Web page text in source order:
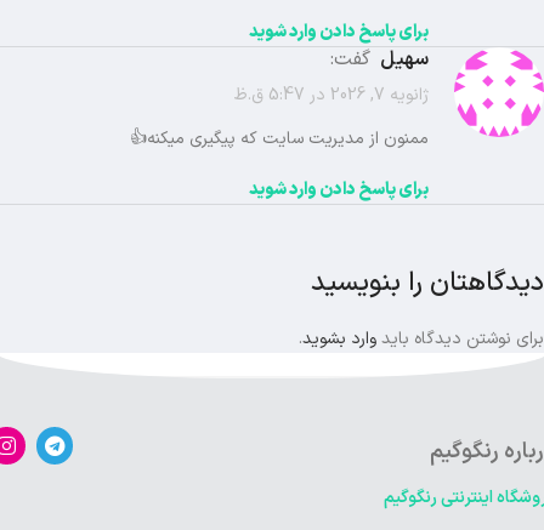
برای پاسخ دادن وارد شوید
سهیل گفت:
ژانویه 7, 2026 در 5:47 ق.ظ
ممنون از مدیریت سایت که پیگیری میکنه👍
برای پاسخ دادن وارد شوید
دیدگاهتان را بنویسید
برای نوشتن دیدگاه بایدوارد بشوید.
رنگوگیم
اینترنتی رنگوگیم